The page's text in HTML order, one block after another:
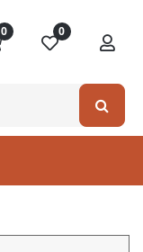
0 0